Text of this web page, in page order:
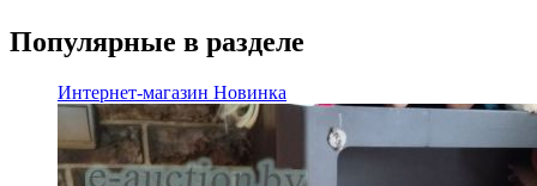
Популярные в разделе
Интернет-магазин Новинка